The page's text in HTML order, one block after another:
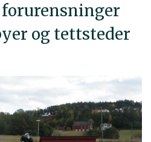
forurensninger
og tettsteder